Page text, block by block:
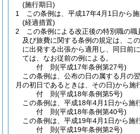
(施行期日)
1
この条例は、平成17年4月1日から施
(経過措置)
2
この条例による改正後の特別職の
及び旅費に関する条例の規定は、こ
に出発する出張から適用し、同日前
ては、なお従前の例による。
付 則(平成17年条例第27号)
この条例は、公布の日の属する月の
月の初日であるときは、その日)から施
付 則(平成18年条例第5号)
この条例は、平成18年4月1日から施
付 則(平成18年条例第40号)
この条例は、平成19年4月1日から施
付 則(平成19年条例第2号)